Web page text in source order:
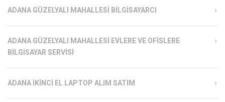
ADANA GÜZELYALI MAHALLESI BILGISAYARCI
ADANA GÜZELYALI MAHALLESI EVLERE VE OFISLERE
BILGISAYAR SERVISI
ADANA İKINCI EL LAPTOP ALIM SATIM